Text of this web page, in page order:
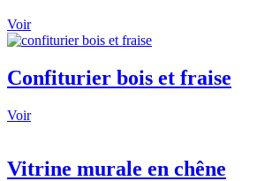
Voir
Confiturier bois et fraise
Voir
Vitrine murale en chêne